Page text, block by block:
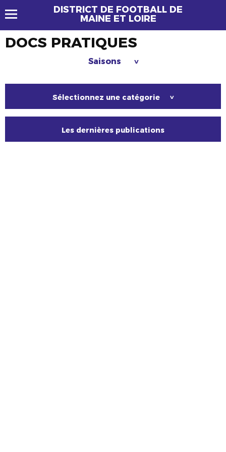
DISTRICT DE FOOTBALL DE
MAINE ET LOIRE
DOCS PRATIQUES
Saisons >
Sélectionnez une catégorie >
Les dernières publications